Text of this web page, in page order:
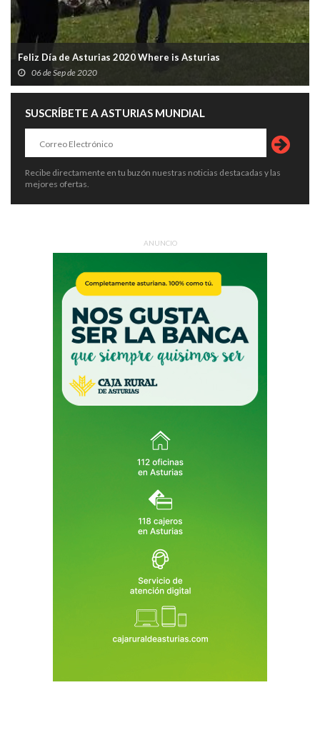
Feliz Día de Asturias 2020 Where is Asturias
06 de Sep de 2020
SUSCRÍBETE A ASTURIAS MUNDIAL
Recibe directamente en tu buzón nuestras noticias destacadas y las
mejores ofertas.
ANUNCIO